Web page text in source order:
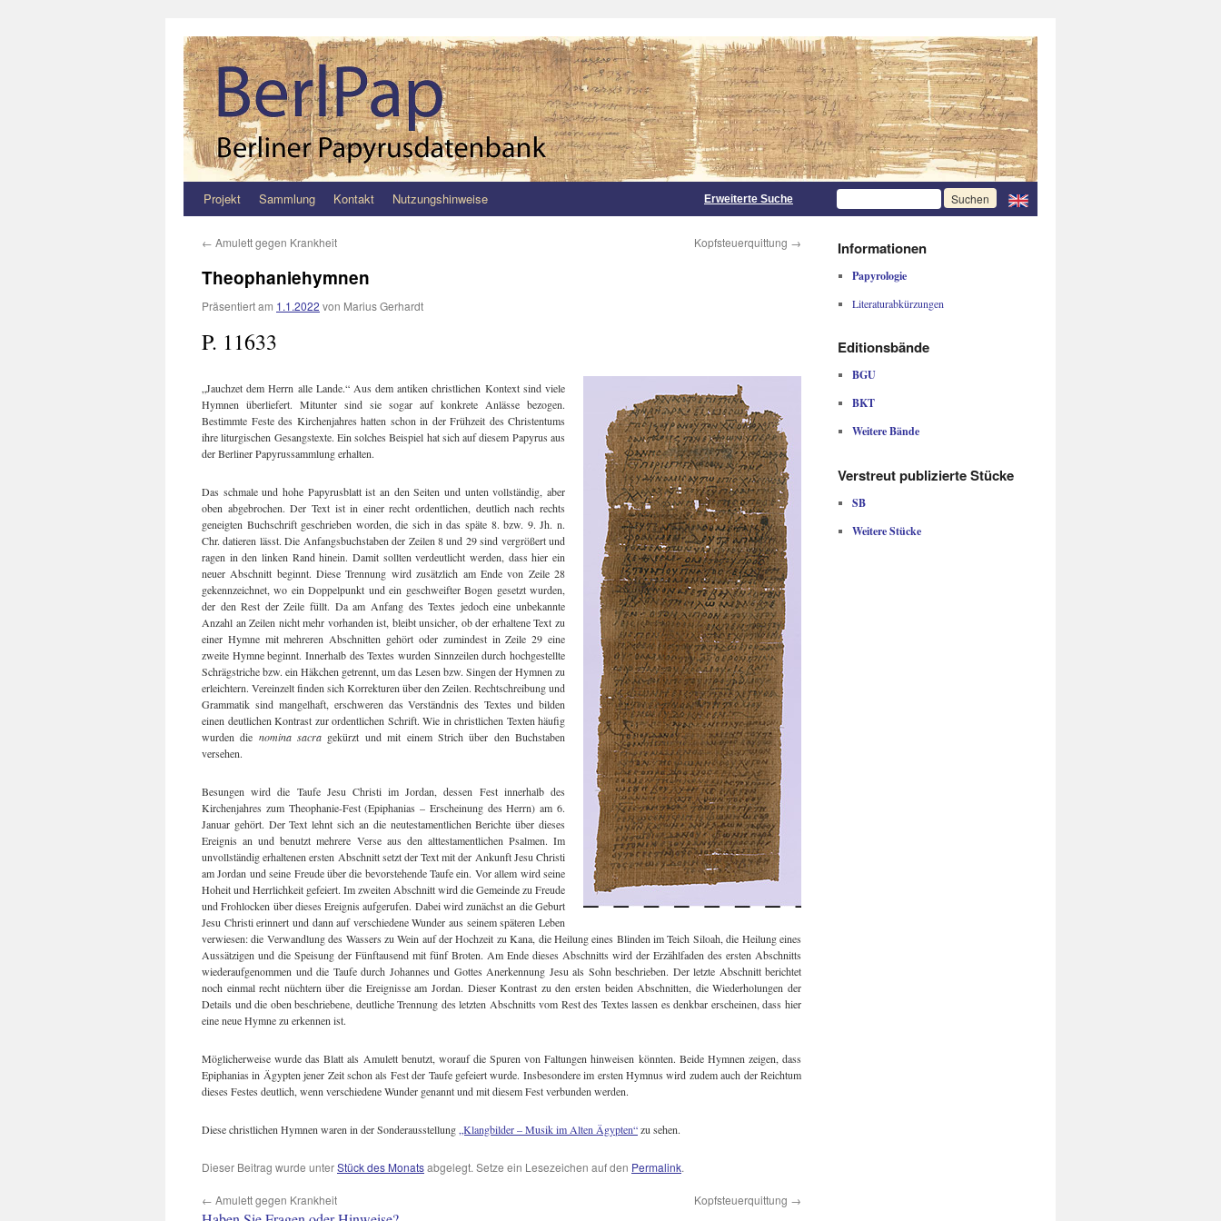
ZumProjekt Sammlung Kontakt Nutzungshinweise Erweiterte Suche
← Amulett gegen Krankheit Kopfsteuerquittung →
Theophaniehymnen
Präsentiert am 1.1.2022 von Marius Gerhardt
P. 11633
„Jauchzet dem Herrn alle Lande.“ Aus dem antiken christlichen Kontext sind viele
Hymnen überliefert. Mitunter sind sie sogar auf konkrete Anlässe bezogen.
Bestimmte Feste des Kirchenjahres hatten schon in der Frühzeit des Christentums
ihre liturgischen Gesangstexte. Ein solches Beispiel hat sich auf diesem Papyrus aus
der Berliner Papyrussammlung erhalten.
Das schmale und hohe Papyrusblatt ist an den Seiten und unten vollständig, aber
oben abgebrochen. Der Text ist in einer recht ordentlichen, deutlich nach rechts
geneigten Buchschrift geschrieben worden, die sich in das späte 8. bzw. 9. Jh. n.
Chr. datieren lässt. Die Anfangsbuchstaben der Zeilen 8 und 29 sind vergrößert und
ragen in den linken Rand hinein. Damit sollten verdeutlicht werden, dass hier ein
neuer Abschnitt beginnt. Diese Trennung wird zusätzlich am Ende von Zeile 28
gekennzeichnet, wo ein Doppelpunkt und ein geschweifter Bogen gesetzt wurden,
der den Rest der Zeile füllt. Da am Anfang des Textes jedoch eine unbekannte
Anzahl an Zeilen nicht mehr vorhanden ist, bleibt unsicher, ob der erhaltene Text zu
einer Hymne mit mehreren Abschnitten gehört oder zumindest in Zeile 29 eine
zweite Hymne beginnt. Innerhalb des Textes wurden Sinnzeilen durch hochgestellte
Schrägstriche bzw. ein Häkchen getrennt, um das Lesen bzw. Singen der Hymnen zu
erleichtern. Vereinzelt finden sich Korrekturen über den Zeilen. Rechtschreibung und
Grammatik sind mangelhaft, erschweren das Verständnis des Textes und bilden
einen deutlichen Kontrast zur ordentlichen Schrift. Wie in christlichen Texten häufig
wurden die nomina sacra gekürzt und mit einem Strich über den Buchstaben
versehen.
Besungen wird die Taufe Jesu Christi im Jordan, dessen Fest innerhalb des
Kirchenjahres zum Theophanie-Fest (Epiphanias – Erscheinung des Herrn) am 6.
Januar gehört. Der Text lehnt sich an die neutestamentlichen Berichte über dieses
Ereignis an und benutzt mehrere Verse aus den alttestamentlichen Psalmen. Im
unvollständig erhaltenen ersten Abschnitt setzt der Text mit der Ankunft Jesu Christi
am Jordan und seine Freude über die bevorstehende Taufe ein. Vor allem wird seine
Hoheit und Herrlichkeit gefeiert. Im zweiten Abschnitt wird die Gemeinde zu Freude
und Frohlocken über dieses Ereignis aufgerufen. Dabei wird zunächst an die Geburt
Jesu Christi erinnert und dann auf verschiedene Wunder aus seinem späteren Leben
verwiesen: die Verwandlung des Wassers zu Wein auf der Hochzeit zu Kana, die Heilung eines Blinden im Teich Siloah, die Heilung eines
Aussätzigen und die Speisung der Fünftausend mit fünf Broten. Am Ende dieses Abschnitts wird der Erzählfaden des ersten Abschnitts
wiederaufgenommen und die Taufe durch Johannes und Gottes Anerkennung Jesu als Sohn beschrieben. Der letzte Abschnitt berichtet
noch einmal recht nüchtern über die Ereignisse am Jordan. Dieser Kontrast zu den ersten beiden Abschnitten, die Wiederholungen der
Details und die oben beschriebene, deutliche Trennung des letzten Abschnitts vom Rest des Textes lassen es denkbar erscheinen, dass hier
eine neue Hymne zu erkennen ist.
Möglicherweise wurde das Blatt als Amulett benutzt, worauf die Spuren von Faltungen hinweisen könnten. Beide Hymnen zeigen, dass
Epiphanias in Ägypten jener Zeit schon als Fest der Taufe gefeiert wurde. Insbesondere im ersten Hymnus wird zudem auch der Reichtum
dieses Festes deutlich, wenn verschiedene Wunder genannt und mit diesem Fest verbunden werden.
Diese christlichen Hymnen waren in der Sonderausstellung „Klangbilder – Musik im Alten Ägypten“zu sehen.
Dieser Beitrag wurde unterStück des Monatsabgelegt. Setze ein Lesezeichen auf den Permalink.
← Amulett gegen Krankheit Kopfsteuerquittung →
Informationen
Papyrologie
Literaturabkürzungen
Editionsbände
BGU
BKT
Weitere Bände
Verstreut publizierte Stücke
SB
Weitere Stücke